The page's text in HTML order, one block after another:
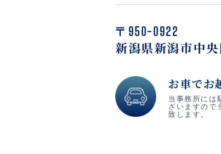
〒950-0922
新潟県新潟市中
お車でお
当事務所には
ざいますので
致します。